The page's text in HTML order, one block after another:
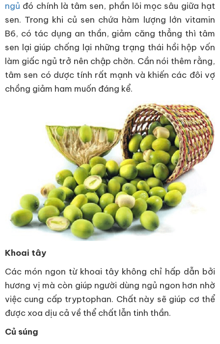
ngủ đó chính là tâm sen, phần lõi mọc sâu giữa hạt
sen. Trong khi củ sen chứa hàm lượng lớn vitamin
B6, có tác dụng an thần, giảm căng thẳng thì tâm
sen lại giúp chống lại những trạng thái hồi hộp vốn
làm giấc ngủ trở nên chập chờn. Cần nói thêm rằng,
tâm sen có dược tính rất mạnh và khiến các đôi vợ
chồng giảm ham muốn đáng kể.
Khoai tây
Các món ngon từ khoai tây không chỉ hấp dẫn bởi
hương vị mà còn giúp người dùng ngủ ngon hơn nhờ
việc cung cấp tryptophan. Chất này sẽ giúp cơ thể
được xoa dịu cả về thể chất lẫn tinh thần.
Củ súng